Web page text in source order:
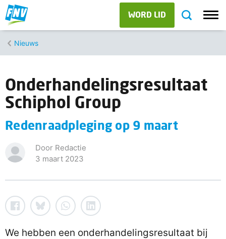
WORD LID
Nieuws
Onderhandelingsresultaat
Schiphol Group
Redenraadpleging op 9 maart
Door Redactie
3 maart 2023
We hebben een onderhandelingsresultaat bij